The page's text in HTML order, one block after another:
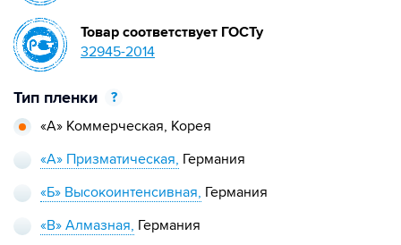
Тип пленки
?
«А» Коммерческая, Корея
«А» Призматическая, Германия
«Б» Высокоинтенсивная, Германия
«В» Алмазная, Германия
Товар соответствует ГОСТу
32945-2014